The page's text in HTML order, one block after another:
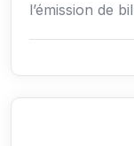
l’émission de